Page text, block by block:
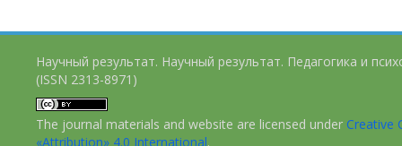
Научный результат. Научный результат. Педагогика и
(ISSN 2313-8971)
The journal materials and website are licensed under Creative
«Attribution» 4.0 International.